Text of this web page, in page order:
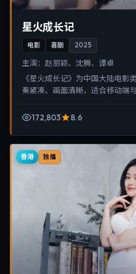
星火成长记
电影 喜剧 2025
主演： 赵丽颖、沈腾、谭卓
《星火成长记》为中国大陆电影
奏紧凑、画面清晰，适合移动端
172,803
8.6
香港 独播